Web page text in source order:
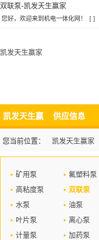
双联泵-凯发天生赢家
您好，欢迎来到机电一体化网！ [ ]
凯发天生赢家
凯发天生赢
家
供应信息
您当前位置： 凯发天生赢家
矿用泵 氟塑料泵
高粘度泵
双联泵
水泵
油泵
叶片泵
离心泵
计量泵
加药泵